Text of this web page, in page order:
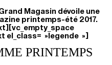
Magasin dévoile une
printemps-été 2017.
el_class= »legende »]
PRINTEMPS